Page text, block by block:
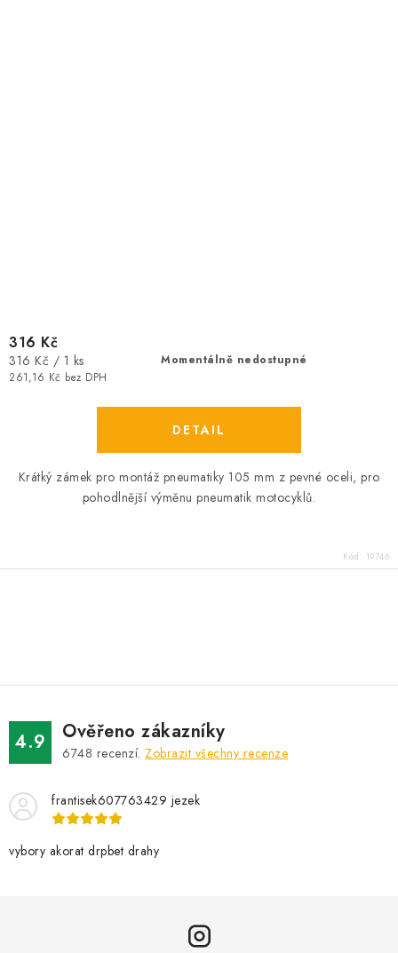
Momentálně nedostupné
261,16 Kč bez DPH
316 Kč
Měrná
cena:
316 Kč / 1 ks
Krátký zámek pro montáž pneumatiky 105 mm z pevné oceli, pro
pohodlnější výměnu pneumatik motocyklů.
Kód: 19746
á
d
a
c
p
v
4.9 Ověřeno zákazníky
6748 recenzí. Zobrazit všechny recenze
frantisek607763429 jezek
vybory akorat drpbet drahy